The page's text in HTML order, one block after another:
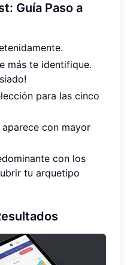
Guía Paso a
más te identifique.
para las cinco
con mayor
con los
tu arquetipo